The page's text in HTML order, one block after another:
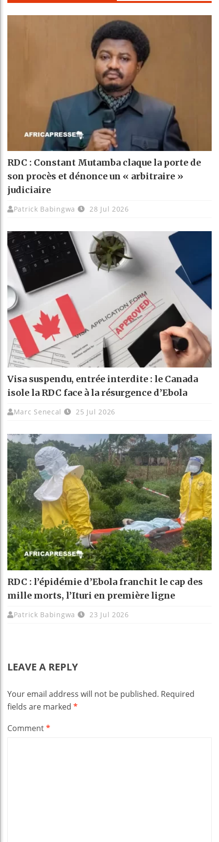
RDC : Constant Mutamba claque la porte de
son procès et dénonce un « arbitraire »
judiciaire
Patrick Babingwa 28 Jul 2026
Visa suspendu, entrée interdite : le Canada
isole la RDC face à la résurgence d’Ebola
Marc Senecal 25 Jul 2026
RDC : l’épidémie d’Ebola franchit le cap des
mille morts, l’Ituri en première ligne
Patrick Babingwa 23 Jul 2026
LEAVE A REPLY
Your email address will not be published. Required
fields are marked *
Comment*